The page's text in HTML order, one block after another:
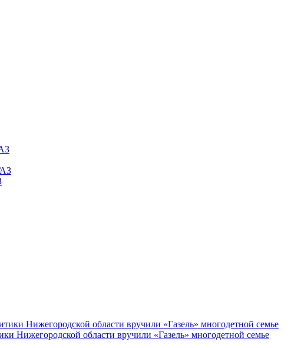
Нижегородской области вручили «Газель» многодетной семье